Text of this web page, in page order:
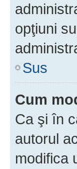
opţiuni
Sus
Cum
Ca şi în
autorul
modifica